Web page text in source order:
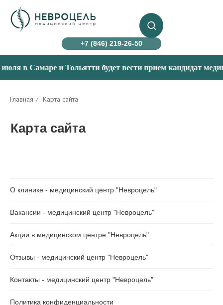
+7 (846) 219-26-50
в Самаре и Тольятти будет вести прием кандидат
Главная / Карта сайта
Карта сайта
О клинике - медицинский центр "Невроцель"
Вакансии - медицинский центр "Невроцель"
Акции в медицинском центре "Невроцель"
Отзывы - медицинский центр "Невроцель"
Контакты - медицинский центр "Невроцель"
Политика конфиденциальности